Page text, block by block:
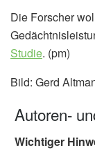
Die Forscher
Studie. (pm)
Bild: Gerd
Autoren-
Wichtiger